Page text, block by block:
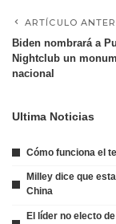
ARTÍCULO
Biden nombrará a
Nightclub un
nacional
Ultima Noticias
Cómo funciona el
Milley dice que
China
El líder no electo